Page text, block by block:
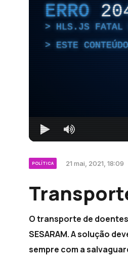
ERRO
HLS.JS FATAL
ESTE
POLÍTICA 21 mai, 2021, 18:09
O transporte de
SESARAM. A solução
sempre com a